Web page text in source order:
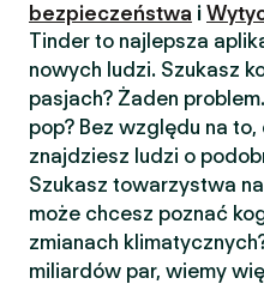
bezpieczeństwa i
Tinder to najlepsza
nowych ludzi. Szukasz
pasjach? Żaden
pop? Bez względu na
znajdziesz ludzi o
Szukasz towarzystwa
może chcesz poznać
zmianach
miliardów par, wiemy